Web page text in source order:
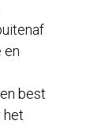
en
best
het